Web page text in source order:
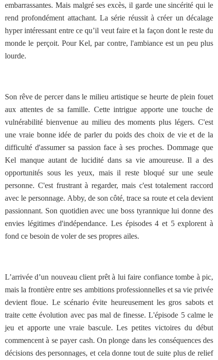
embarrassantes. Mais malgré ses excès, il garde une sincérité qui le
rend profondément attachant. La série réussit à créer un décalage
hyper intéressant entre ce qu’il veut faire et la façon dont le reste du
monde le perçoit. Pour Kel, par contre, l'ambiance est un peu plus
lourde.
Son rêve de percer dans le milieu artistique se heurte de plein fouet
aux attentes de sa famille. Cette intrigue apporte une touche de
vulnérabilité bienvenue au milieu des moments plus légers. C'est
une vraie bonne idée de parler du poids des choix de vie et de la
difficulté d'assumer sa passion face à ses proches. Dommage que
Kel manque autant de lucidité dans sa vie amoureuse. Il a des
opportunités sous les yeux, mais il reste bloqué sur une seule
personne. C'est frustrant à regarder, mais c'est totalement raccord
avec le personnage. Abby, de son côté, trace sa route et cela devient
passionnant. Son quotidien avec une boss tyrannique lui donne des
envies légitimes d'indépendance. Les épisodes 4 et 5 explorent à
fond ce besoin de voler de ses propres ailes.
L’arrivée d’un nouveau client prêt à lui faire confiance tombe à pic,
mais la frontière entre ses ambitions professionnelles et sa vie privée
devient floue. Le scénario évite heureusement les gros sabots et
traite cette évolution avec pas mal de finesse. L'épisode 5 calme le
jeu et apporte une vraie bascule. Les petites victoires du début
commencent à se payer cash. On plonge dans les conséquences des
décisions des personnages, et cela donne tout de suite plus de relief